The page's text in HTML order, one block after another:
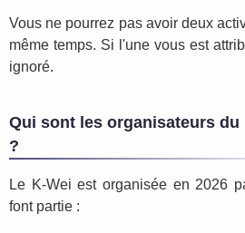
Vous ne pourrez pas avoir deux
même temps. Si l'une vous est
ignoré.
Qui sont les organisateurs du
?
Le K-Wei est organisée en 2026
font partie :